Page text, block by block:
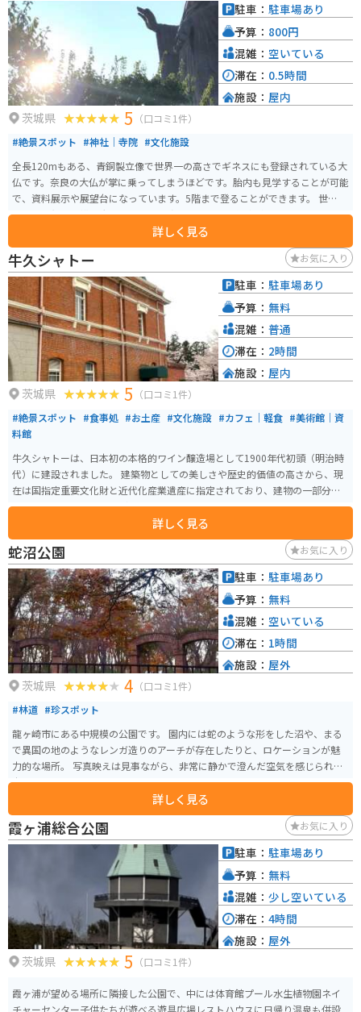
茨城県 5 （口コミ1件）
#絶景スポット #神社｜寺院 #文化施設
全長120mもある、青銅製立像で世界一の高さでギネスにも登録されている大
仏です。奈良の大仏が掌に乗ってしまうほどです。胎内も見学することが可能
で、資料展示や展望台になっています。5階まで登ることができます。 世界的
にも他に無い規模の大仏なので、一度は行ってみる価値があります。
詳しく見る
駐車： 駐車場あり
予算： 800円
混雑： 空いている
滞在： 0.5時間
施設： 屋内
牛久シャトー お気に入り
茨城県 5 （口コミ1件）
#絶景スポット #食事処 #お土産 #文化施設 #カフェ｜軽食 #美術館｜資
料館
牛久シャトーは、日本初の本格的ワイン醸造場として1900年代初頭（明治時
代）に建設されました。 建築物としての美しさや歴史的価値の高さから、現
在は国指定重要文化財と近代化産業遺産に指定されており、建物の一部分が
見学施設やレストランなどとして利用されているほか、映画等のロケ地とし
ても使われています。 また広い敷地内を散策できるほか、ワインにまつわる
お土産を購入することも可能です。
詳しく見る
駐車： 駐車場あり
予算： 無料
混雑： 普通
滞在： 2時間
施設： 屋内
蛇沼公園 お気に入り
茨城県 4 （口コミ1件）
#林道 #珍スポット
龍ヶ崎市にある中規模の公園です。 園内には蛇のような形をした沼や、まる
で異国の地のようなレンガ造りのアーチが存在したりと、ロケーションが魅
力的な場所。 写真映えは見事ながら、非常に静かで澄んだ空気を感じられ、
穴場とも呼べる空間です。
詳しく見る
駐車： 駐車場あり
予算： 無料
混雑： 空いている
滞在： 1時間
施設： 屋外
霞ヶ浦総合公園 お気に入り
茨城県 5 （口コミ1件）
霞ヶ浦が望める場所に隣接した公園で、中には体育館プール水生植物園ネイ
駐車： 駐車場あり
予算： 無料
混雑： 少し空いている
滞在： 4時間
施設： 屋外